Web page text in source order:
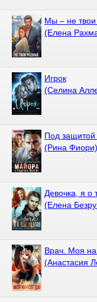
Мы – не
(Елена
Игрок
(Селина
Под
(Рина Фиори)
Девочка, я о
(Елена
Врач. Моя
(Анастасия